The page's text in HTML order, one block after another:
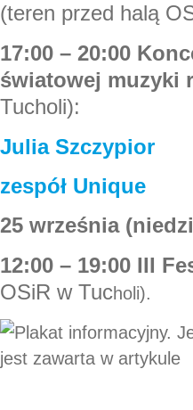
(teren przed halą
17:00 – 20:00
światowej muzyki
Tucholi):
Julia Szczypior
zespół Unique
25 września
12:00 – 19:00 III
OSiR w Tucholi).